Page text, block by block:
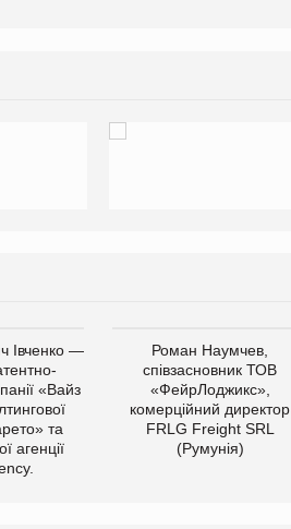
Івченко —
«Вайз
та
агенції
Роман Наумчев,
співзасновник ТОВ
«ФейрЛоджикс»,
комерційний директор
FRLG Freight SRL
(Румунія)